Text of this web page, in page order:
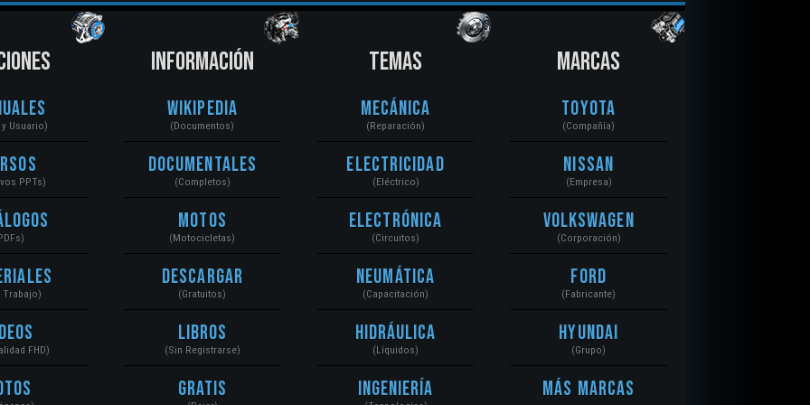
Usuario)
PPTs)
Trabajo)
FHD)
INFORMACIÓN
Wikipedia
(Documentos)
Documentales
(Completos)
Motos
(Motocicletas)
Descargar
(Gratuitos)
Libros
(Sin Registrarse)
Gratis
TEMAS
Mecánica
(Reparación)
Electricidad
(Eléctrico)
Electrónica
(Circuitos)
Neumática
(Capacitación)
Hidráulica
(Líquidos)
Ingeniería
MARCAS
Toyota
(Compañía)
Nissan
(Empresa)
Volkswagen
(Corporación)
Ford
(Fabricante)
Hyundai
(Grupo)
Más Marcas